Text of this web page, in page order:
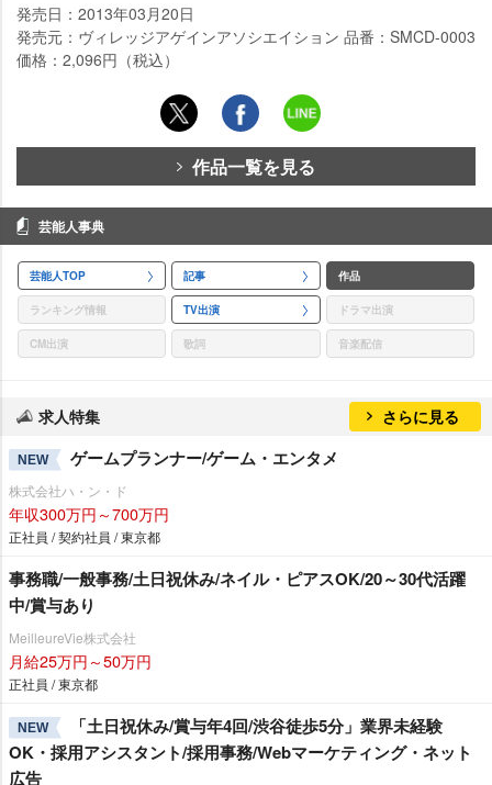
発売日：2013年03月20日
発売元：ヴィレッジアゲインアソシエイション 品番：SMCD-0003
価格：2,096円（税込）
作品一覧を見る
芸能人事典
芸能人TOP 記事 作品
ランキング情報 TV出演 ドラマ出演
CM出演 歌詞 音楽配信
求人特集 さらに見る
NEW ゲームプランナー/ゲーム・エンタメ
株式会社ハ・ン・ド
年収300万円～700万円
正社員 / 契約社員 / 東京都
事務職/一般事務/土日祝休み/ネイル・ピアスOK/20～30代活躍
中/賞与あり
MeilleureVie株式会社
月給25万円～50万円
正社員 / 東京都
NEW
「土日祝休み/賞与年4回/渋谷徒歩5分」業界未経験
OK・採用アシスタント/採用事務/Webマーケティング・ネット
広告